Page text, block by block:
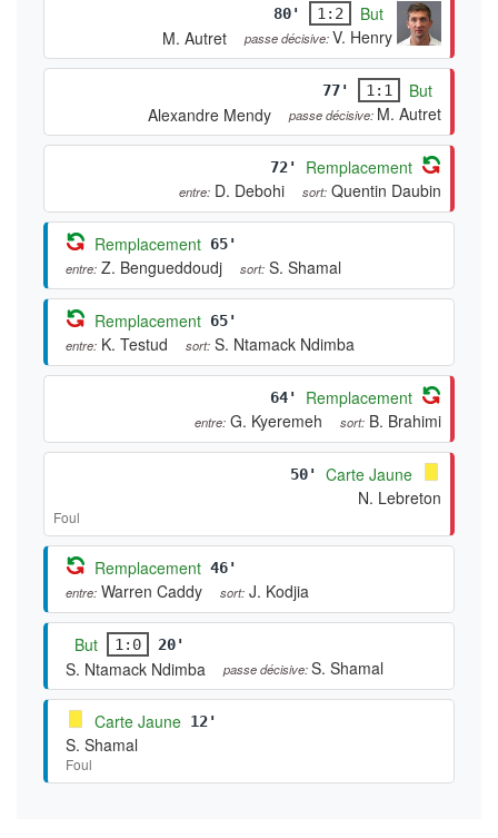
80' 1:2
But
M. Autret
passe décisive:V. Henry
77' 1:1
But
Alexandre Mendy
passe décisive: M. Autret
72' Remplacement
entre: D. Debohi sort: Quentin Daubin
Remplacement 65'
entre: Z. Bengueddoudj sort: S. Shamal
Remplacement 65'
entre: K. Testud sort: S. Ntamack Ndimba
64' Remplacement
entre: G. Kyeremeh sort: B. Brahimi
50'
Carte Jaune
N. Lebreton
Foul
Remplacement 46'
entre: Warren Caddy sort: J. Kodjia
But 1:0 20'
S. Ntamack Ndimba passe décisive:S. Shamal
Carte Jaune 12'
S. Shamal
Foul